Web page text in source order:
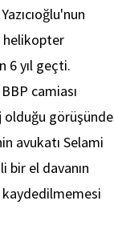
helikopter
6 yıl geçti.
camiası
olduğu görüşünde
avukatı Selami
bir el davanın
kaydedilmemesi